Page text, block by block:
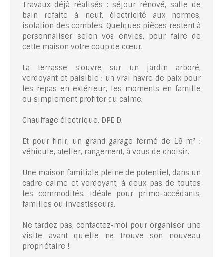
Travaux déjà réalisés : séjour rénové, salle de
bain refaite à neuf, électricité aux normes,
isolation des combles. Quelques pièces restent à
personnaliser selon vos envies, pour faire de
cette maison votre coup de cœur.
La terrasse s'ouvre sur un jardin arboré,
verdoyant et paisible : un vrai havre de paix pour
les repas en extérieur, les moments en famille
ou simplement profiter du calme.
Chauffage électrique, DPE D.
Et pour finir, un grand garage fermé de 18 m² :
véhicule, atelier, rangement, à vous de choisir.
Une maison familiale pleine de potentiel, dans un
cadre calme et verdoyant, à deux pas de toutes
les commodités. Idéale pour primo-accédants,
familles ou investisseurs.
Ne tardez pas, contactez-moi pour organiser une
visite avant qu'elle ne trouve son nouveau
propriétaire !